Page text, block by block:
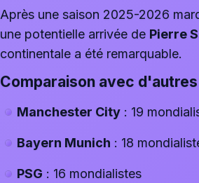
Après une saison 2025-2026
une potentielle arrivée de Pierre
continentale a été remarquable.
Comparaison avec
Manchester City : 19
Bayern Munich : 18
PSG : 16 mondialistes